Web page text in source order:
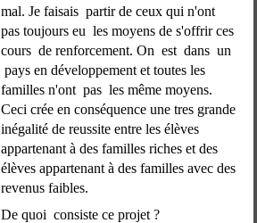
mal. Je faisais  partir de ceux qui n'ont
pas toujours eu  les moyens de s'offrir ces
cours  de renforcement. On  est  dans  un
pays en développement et toutes les
familles n'ont  pas  les même moyens.
Ceci crée en conséquence une tres grande
inégalité de reussite entre les élèves
appartenant à des familles riches et des
élèves appartenant à des familles avec des
revenus faibles.
De quoi  consiste ce projet ?